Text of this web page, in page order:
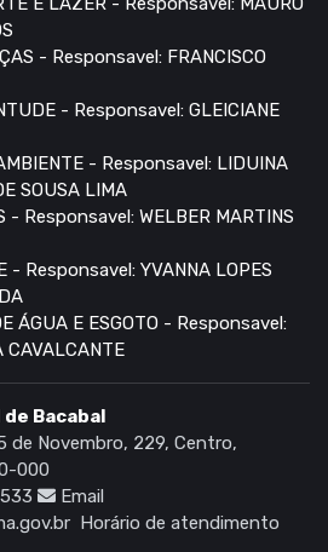
- Responsavel: FRANCISCO
- Responsavel: GLEICIANE
- Responsavel: LIDUINA
SOUSA LIMA
- Responsavel: WELBER MARTINS
- Responsavel: YVANNA LOPES
ÁGUA E ESGOTO - Responsavel:
CAVALCANTE
Bacabal
de Novembro, 229, Centro,
000
Email
Horário de atendimento